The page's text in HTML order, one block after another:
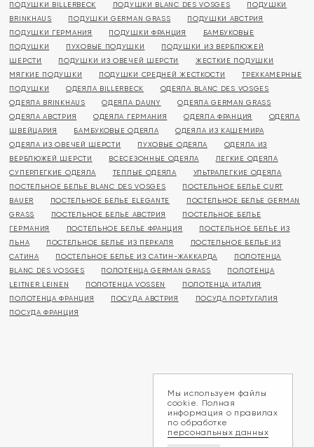
ПОДУШКИ BILLERBECK
ПОДУШКИ BLANC DES VOSGES
ПОДУШКИ
BRINKHAUS
ПОДУШКИ GERMAN GRASS
ПОДУШКИ АВСТРИЯ
ПОДУШКИ ГЕРМАНИЯ
ПОДУШКИ ФРАНЦИЯ
БАМБУКОВЫЕ
ПОДУШКИ
ПУХОВЫЕ ПОДУШКИ
ПОДУШКИ ИЗ ВЕРБЛЮЖЕЙ
ШЕРСТИ
ПОДУШКИ ИЗ ОВЕЧЕЙ ШЕРСТИ
ЖЕСТКИЕ ПОДУШКИ
МЯГКИЕ ПОДУШКИ
ПОДУШКИ СРЕДНЕЙ ЖЕСТКОСТИ
ТРЕХКАМЕРНЫЕ
ПОДУШКИ
ОДЕЯЛА BILLERBECK
ОДЕЯЛА BLANC DES VOSGES
ОДЕЯЛА BRINKHAUS
ОДЕЯЛА DAUNY
ОДЕЯЛА GERMAN GRASS
ОДЕЯЛА АВСТРИЯ
ОДЕЯЛА ГЕРМАНИЯ ОДЕЯЛА ФРАНЦИЯ
ОДЕЯЛА
ШВЕЙЦАРИЯ
БАМБУКОВЫЕ ОДЕЯЛА
ОДЕЯЛА ИЗ КАШЕМИРА
ОДЕЯЛА ИЗ ОВЕЧЕЙ ШЕРСТИ
ПУХОВЫЕ ОДЕЯЛА
ОДЕЯЛА ИЗ
ВЕРБЛЮЖЕЙ ШЕРСТИ
ВСЕСЕЗОННЫЕ ОДЕЯЛА
ЛЕГКИЕ ОДЕЯЛА
СУПЕРЛЕГКИЕ ОДЕЯЛА
ТЕПЛЫЕ ОДЕЯЛА
УЛЬТРАЛЕГКИЕ ОДЕЯЛА
ПОСТЕЛЬНОЕ БЕЛЬЕ BLANC DES VOSGES
ПОСТЕЛЬНОЕ БЕЛЬЕ CURT
BAUER
ПОСТЕЛЬНОЕ БЕЛЬЕ ELEGANTE
ПОСТЕЛЬНОЕ БЕЛЬЕ GERMAN
GRASS
ПОСТЕЛЬНОЕ БЕЛЬЕ АВСТРИЯ
ПОСТЕЛЬНОЕ БЕЛЬЕ
ГЕРМАНИЯ
ПОСТЕЛЬНОЕ БЕЛЬЕ ФРАНЦИЯ
ПОСТЕЛЬНОЕ БЕЛЬЕ ИЗ
ЛЬНА
ПОСТЕЛЬНОЕ БЕЛЬЕ ИЗ ПЕРКАЛЯ
ПОСТЕЛЬНОЕ БЕЛЬЕ ИЗ
САТИНА
ПОСТЕЛЬНОЕ БЕЛЬЕ ИЗ САТИН-ЖАККАРДА
ПОЛОТЕНЦА
BLANC DES VOSGES
ПОЛОТЕНЦА GERMAN GRASS
ПОЛОТЕНЦА
LEITNER LEINEN
ПОЛОТЕНЦА VOSSEN
ПОЛОТЕНЦА ИТАЛИЯ
ПОЛОТЕНЦА ФРАНЦИЯ
ПОСУДА АВСТРИЯ
ПОСУДА ПОРТУГАЛИЯ
ПОСУДА ФРАНЦИЯ
Мы используем файлы
cookie. Полная
информация о правилах
по обработке
персональных данных